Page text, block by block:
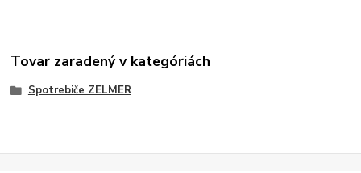
Tovar zaradený v kategóriách
Spotrebiče ZELMER